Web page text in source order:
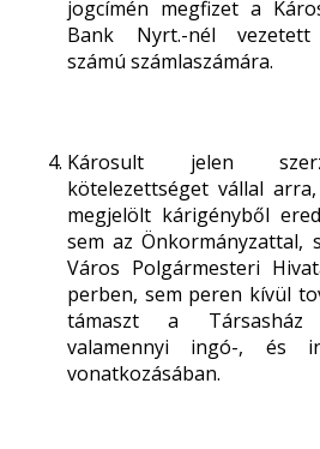
jogcímén megfizet a
Bank Nyrt.-nél vezetett
számú számlaszámára.
Károsult jelen
kötelezettséget vállal
megjelölt kárigényből
sem az Önkormányzattal,
Város Polgármesteri
perben, sem peren kívül
támaszt a Társasház
valamennyi ingó-, és
vonatkozásában.